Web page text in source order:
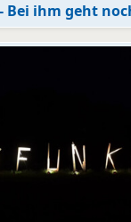
Bei ihm geht